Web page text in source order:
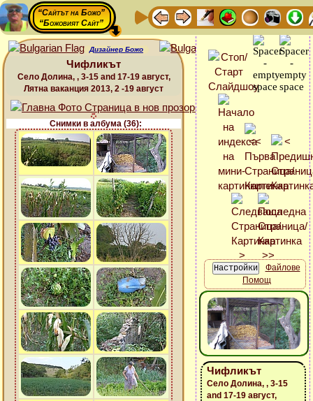
“Сайтът на Божо”
“Божовият Сайт”
Дизайнер Божо
Чифликът
Село Долина, , 3-15 and 17-19 август,
Лятна ваканция 2013, 2 -19 август
Снимки в албума (36):
Файлове
Помощ
Чифликът
Село Долина, , 3-15
and 17-19 август,